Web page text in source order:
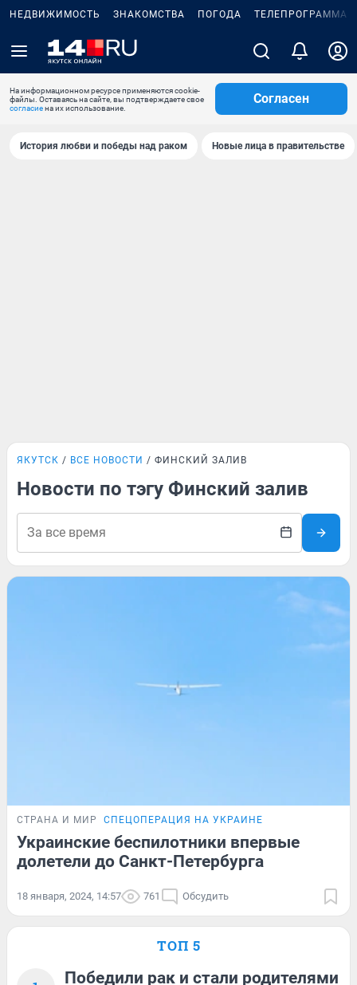
НЕДВИЖИМОСТЬ ЗНАКОМСТВА ПОГОДА ТЕЛЕПРОГРАММА
На информационном ресурсе применяются cookie-
файлы. Оставаясь на сайте, вы подтверждаете свое
согласиена их использование.
Согласен
История любви и победы над раком Новые лица в правительстве
ЯКУТСК ВСЕ НОВОСТИ ФИНСКИЙ ЗАЛИВ
Новости по тэгу Финский залив
СТРАНА И МИР СПЕЦОПЕРАЦИЯ НА УКРАИНЕ
Украинские беспилотники впервые
долетели до Санкт-Петербурга
18 января, 2024, 14:57 761 Обсудить
ТОП 5
Победили рак и стали родителями